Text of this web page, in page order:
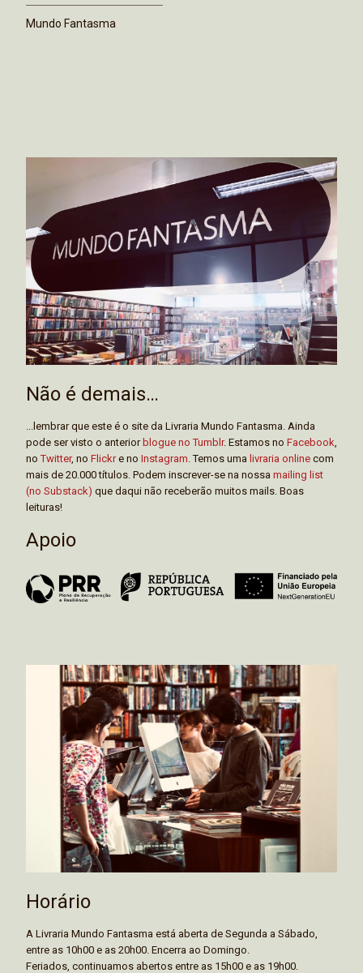
Mundo Fantasma
Não é demais…
...lembrar que este é o site da Livraria Mundo Fantasma. Ainda
pode ser visto o anterior blogue no Tumblr. Estamos no Facebook,
noTwitter, no Flickre no Instagram. Temos uma livraria online com
mais de 20.000 títulos. Podem inscrever-se na nossa mailing list
(no Substack) que daqui não receberão muitos mails. Boas
leituras!
Apoio
Horário
A Livraria Mundo Fantasma está aberta de Segunda a Sábado,
entre as 10h00 e as 20h00. Encerra ao Domingo.
Feriados, continuamos abertos entre as 15h00 e as 19h00.